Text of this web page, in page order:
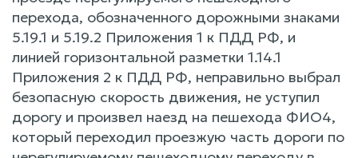
перехода, обозначенного дорожными знаками
5.19.1 и 5.19.2 Приложения 1 к ПДД РФ, и
линией горизонтальной разметки 1.14.1
Приложения 2 к ПДД РФ, неправильно выбрал
безопасную скорость движения, не уступил
дорогу и произвел наезд на пешехода ФИО4,
который переходил проезжую часть дороги по